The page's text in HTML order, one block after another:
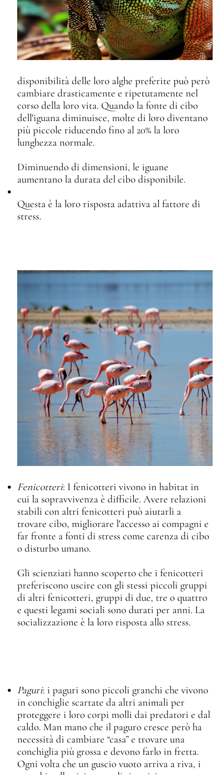
disponibilità delle loro alghe preferite può però
cambiare drasticamente e ripetutamente nel
corso della loro vita. Quando la fonte di cibo
dell'iguana diminuisce, molte di loro diventano
più piccole riducendo fino al 20% la loro
lunghezza normale.
Diminuendo di dimensioni, le iguane
aumentano la durata del cibo disponibile.
Questa è la loro risposta adattiva al fattore di
stress.
Fenicotteri: I fenicotteri vivono in habitat in
cui la sopravvivenza è difficile. Avere relazioni
stabili con altri fenicotteri può aiutarli a
trovare cibo, migliorare l'accesso ai compagni e
far fronte a fonti di stress come carenza di cibo
o disturbo umano.
Gli scienziati hanno scoperto che i fenicotteri
preferiscono uscire con gli stessi piccoli gruppi
di altri fenicotteri, gruppi di due, tre o quattro
e questi legami sociali sono durati per anni. La
socializzazione è la loro risposta allo stress.
Paguri: i paguri sono piccoli granchi che vivono
in conchiglie scartate da altri animali per
proteggere i loro corpi molli dai predatori e dal
caldo. Man mano che il paguro cresce però ha
necessità di cambiare “casa” e trovare una
conchiglia più grossa e devono farlo in fretta.
Ogni volta che un guscio vuoto arriva a riva, i